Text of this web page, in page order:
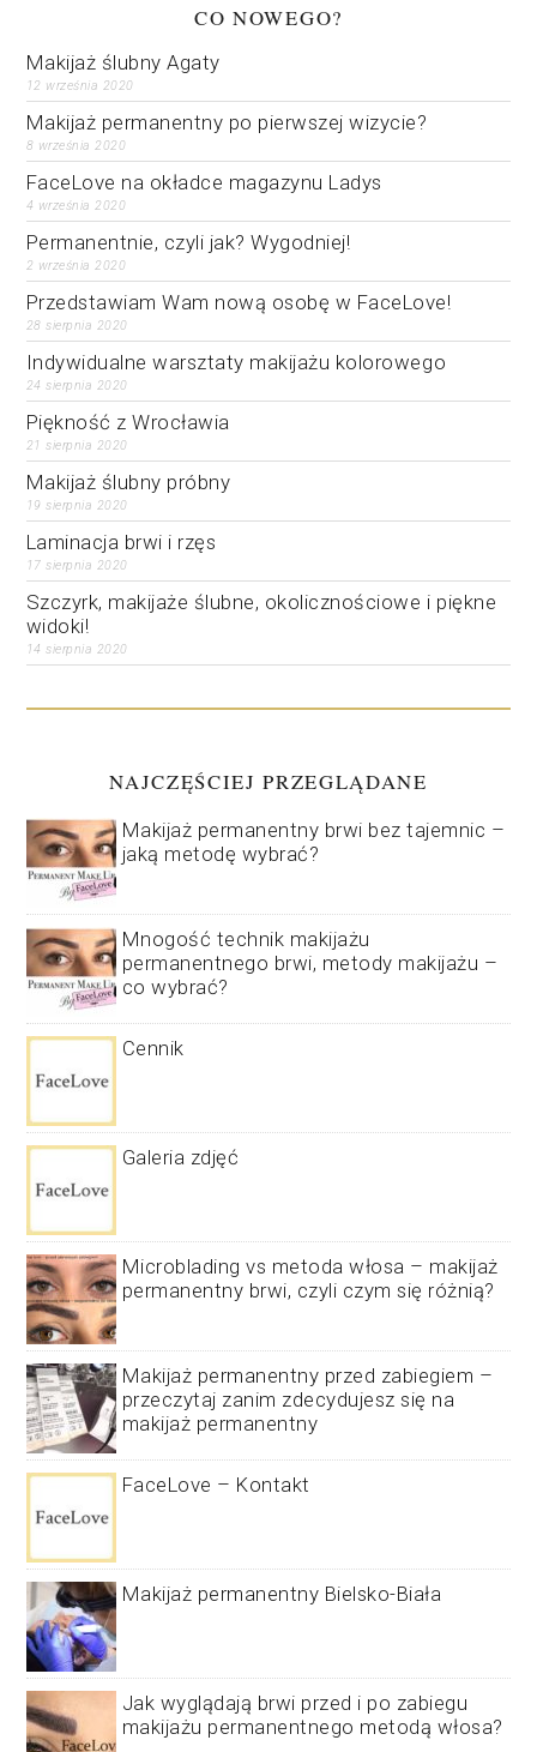
CO NOWEGO?
Makijaż ślubny Agaty
12 września 2020
Makijaż permanentny po pierwszej wizycie?
8 września 2020
FaceLove na okładce magazynu Ladys
4 września 2020
Permanentnie, czyli jak? Wygodniej!
2 września 2020
Przedstawiam Wam nową osobę w FaceLove!
28 sierpnia 2020
Indywidualne warsztaty makijażu kolorowego
24 sierpnia 2020
Piękność z Wrocławia
21 sierpnia 2020
Makijaż ślubny próbny
19 sierpnia 2020
Laminacja brwi i rzęs
17 sierpnia 2020
Szczyrk, makijaże ślubne, okolicznościowe i piękne
widoki!
14 sierpnia 2020
NAJCZĘŚCIEJ PRZEGLĄDANE
Makijaż permanentny brwi bez tajemnic –
jaką metodę wybrać?
Mnogość technik makijażu
permanentnego brwi, metody makijażu –
co wybrać?
Cennik
Galeria zdjęć
Microblading vs metoda włosa – makijaż
permanentny brwi, czyli czym się różnią?
Makijaż permanentny przed zabiegiem –
przeczytaj zanim zdecydujesz się na
makijaż permanentny
FaceLove – Kontakt
Makijaż permanentny Bielsko-Biała
Jak wyglądają brwi przed i po zabiegu
makijażu permanentnego metodą włosa?